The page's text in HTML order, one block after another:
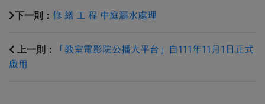
下一則： 修 繕 工 程 中庭漏水處理
上一則：
「教室電影院公播大平台」自111年11月1日正式
啟用